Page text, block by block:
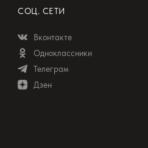
СОЦ. СЕТИ
Вконтакте
Одноклассники
Телеграм
Дзен